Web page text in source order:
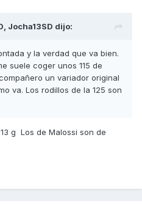
Jocha13SD dijo:
y la verdad que va bien.
suele coger unos 115 de
un variador original
va. Los rodillos de la 125 son
g Los de Malossi son de